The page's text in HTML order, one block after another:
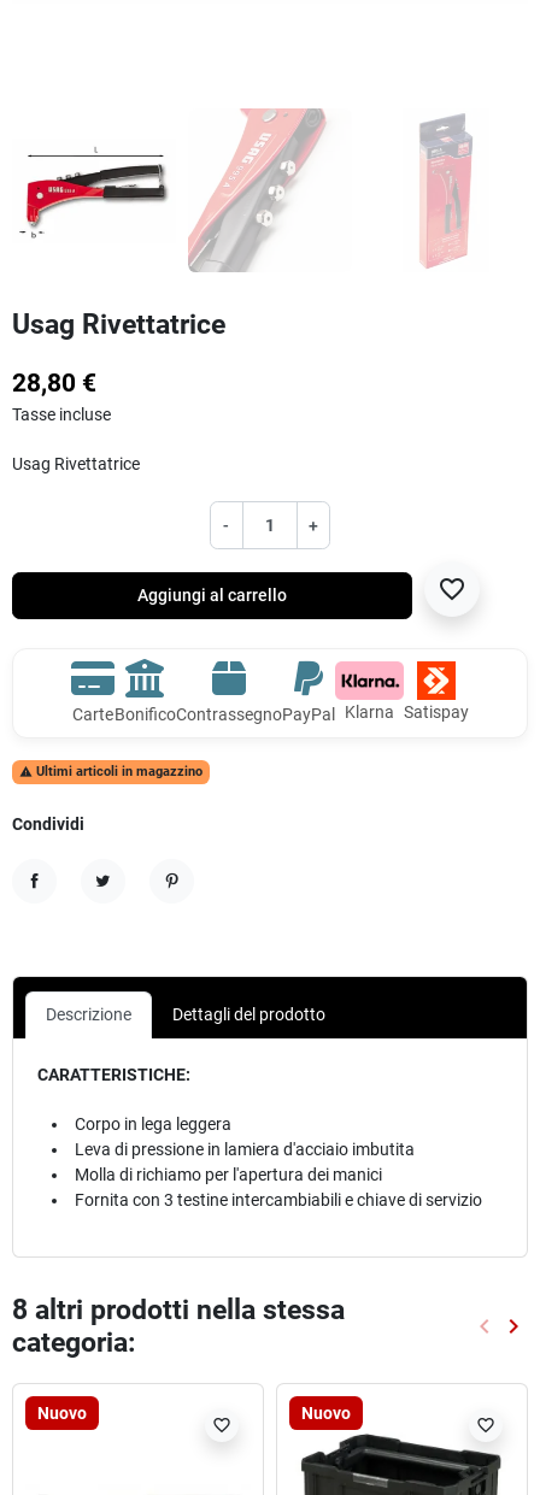
Usag Rivettatrice
28,80 €
Tasse incluse
Usag Rivettatrice
- +
Aggiungi al carrello favorite_border
CarteBonificoContrassegnoPayPal Klarna Satispay
 Ultimi articoli in magazzino
Condividi
Descrizione Dettagli del prodotto
CARATTERISTICHE:
Corpo in lega leggera
Leva di pressione in lamiera d'acciaio imbutita
Molla di richiamo per l'apertura dei manici
Fornita con 3 testine intercambiabili e chiave di servizio
8 altri prodotti nella stessa
categoria:
keyboard_arrow_left keyboard_arrow_right
Nuovo
favorite_border
Nuovo
favorite_border